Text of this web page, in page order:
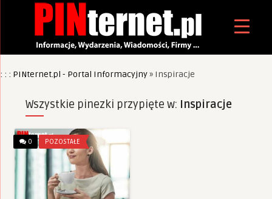
: : : PINternet.pl - Portal Informacyjny» Inspiracje
Wszystkie pinezki przypięte w: Inspiracje
0 POZOSTAŁE